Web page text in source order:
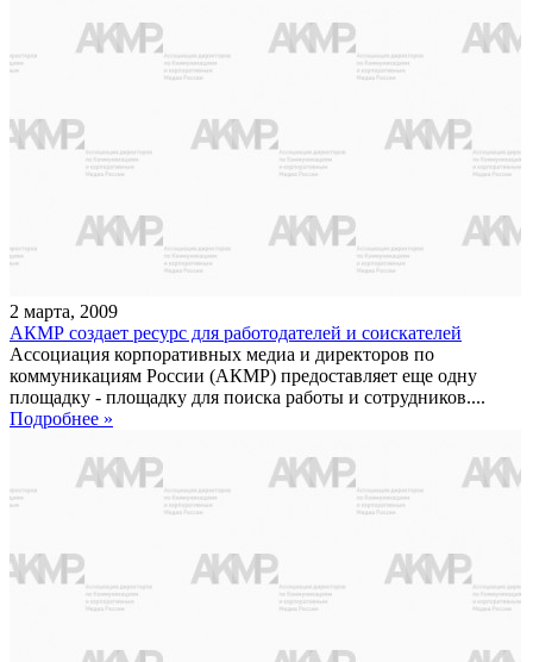
2 марта, 2009
АКМР создает ресурс для работодателей и соискателей
Ассоциация корпоративных медиа и директоров по
коммуникациям России (АКМР) предоставляет еще одну
площадку - площадку для поиска работы и сотрудников....
Подробнее »